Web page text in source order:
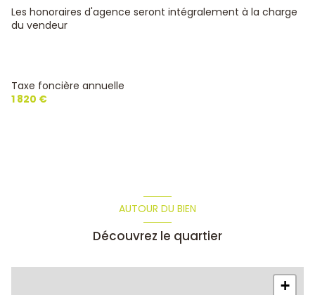
Chauffage individuel : air pulsé (climatisation)
2 parking(s)
Les honoraires d'agence seront intégralement à la charge
du vendeur
Taxe foncière annuelle
1 820 €
AUTOUR DU BIEN
Découvrez le quartier
+